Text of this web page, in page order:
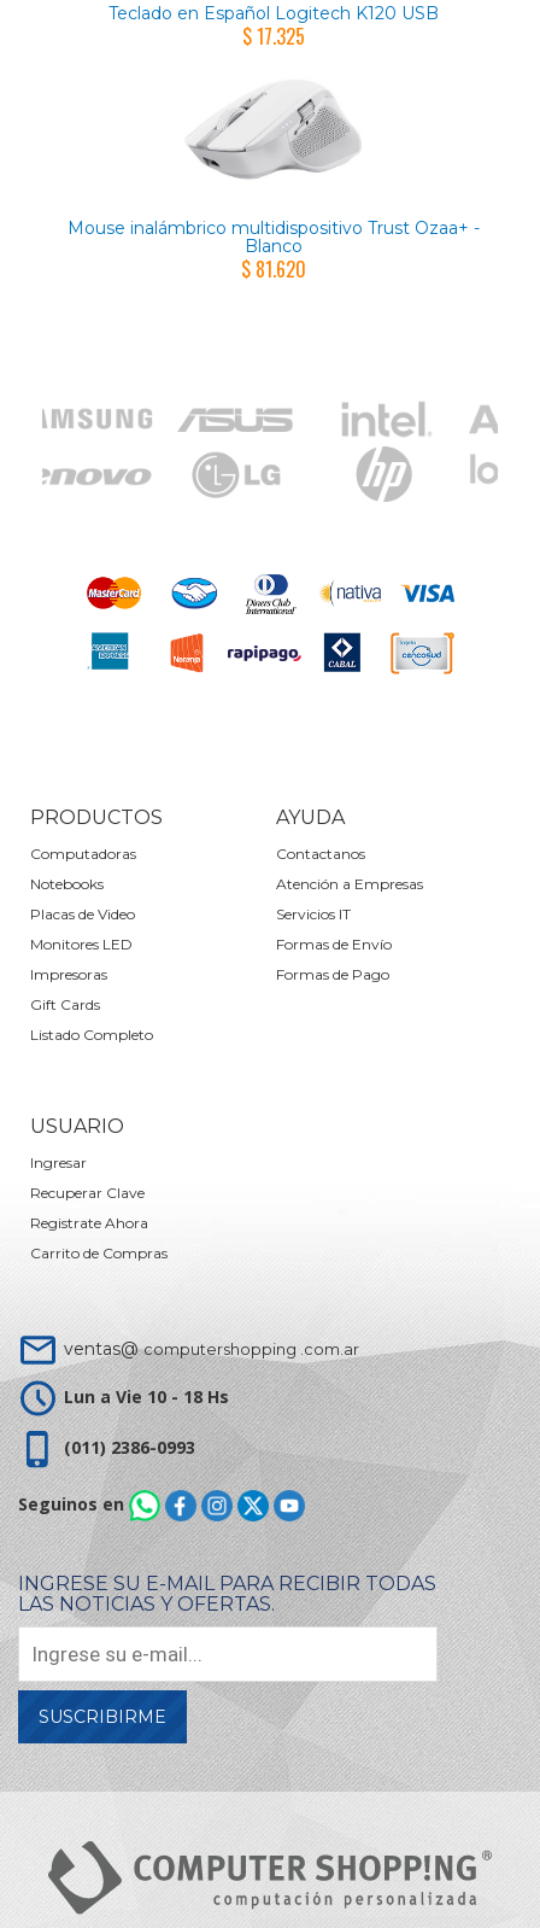
Teclado en Español Logitech K120 USB
$ 17.325
Mouse inalámbrico multidispositivo Trust Ozaa+ -
Blanco
$ 81.620
PRODUCTOS
Computadoras
Notebooks
Placas de Video
Monitores LED
Impresoras
Gift Cards
Listado Completo
AYUDA
Contactanos
Atención a Empresas
Servicios IT
Formas de Envío
Formas de Pago
USUARIO
Ingresar
Recuperar Clave
Registrate Ahora
Carrito de Compras
ventas@computershopping .com.ar
Lun a Vie 10 - 18 Hs
(011) 2386-0993
Seguinos en
INGRESE SU E-MAIL PARA RECIBIR TODAS
LAS NOTICIAS Y OFERTAS.
SUSCRIBIRME